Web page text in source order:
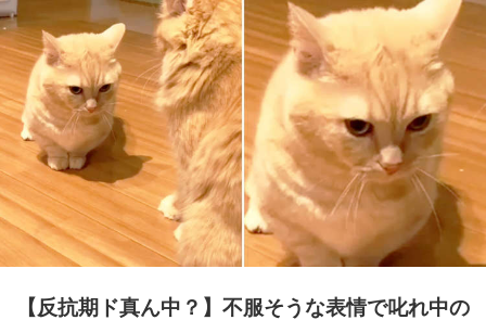
【反抗期ド真ん中？】不服そうな表情で叱れ中の
アプリをダウンロードする